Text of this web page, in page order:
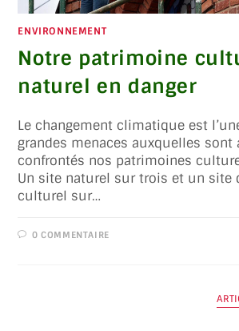
ENVIRONNEMENT
Notre patrimoine
naturel en danger
Le changement climatique est
grandes menaces auxquelles
confrontés nos patrimoines
Un site naturel sur trois et un site
culturel sur…
0 COMMENTAIRE